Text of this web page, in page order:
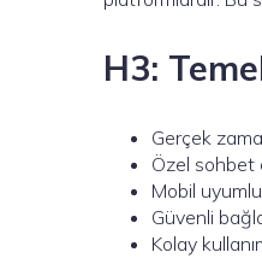
H3:
Gerçek
Özel sohbet
Mobil
Güvenli
Kolay